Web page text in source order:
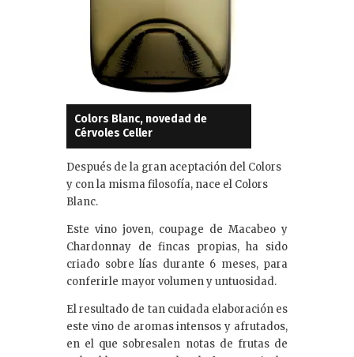
Colors Blanc, novedad de
Cérvoles Celler
Después de la gran aceptación del Colors
y con la misma filosofía, nace el Colors
Blanc.
Este vino joven, coupage de Macabeo y
Chardonnay de fincas propias, ha sido
criado sobre lías durante 6 meses, para
conferirle mayor volumen y untuosidad.
El resultado de tan cuidada elaboración es
este vino de aromas intensos y afrutados,
en el que sobresalen notas de frutas de